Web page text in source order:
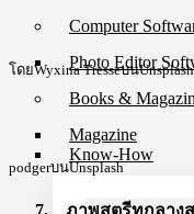
Computer
Photo Editor
Books &
Magazine
Know-How
ภา
โดยWyxina TresseบนUnsplash
ภาพถ่า
podgerบนUnsplash
7. ภาพสตรีทกลางส